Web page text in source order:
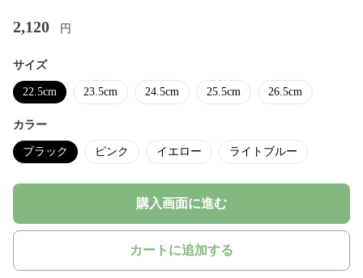
2,120 円
サイズ
22.5cm 23.5cm 24.5cm 25.5cm 26.5cm
カラー
ブラック ピンク イエロー ライトブルー
購入画面に進む
カートに追加する